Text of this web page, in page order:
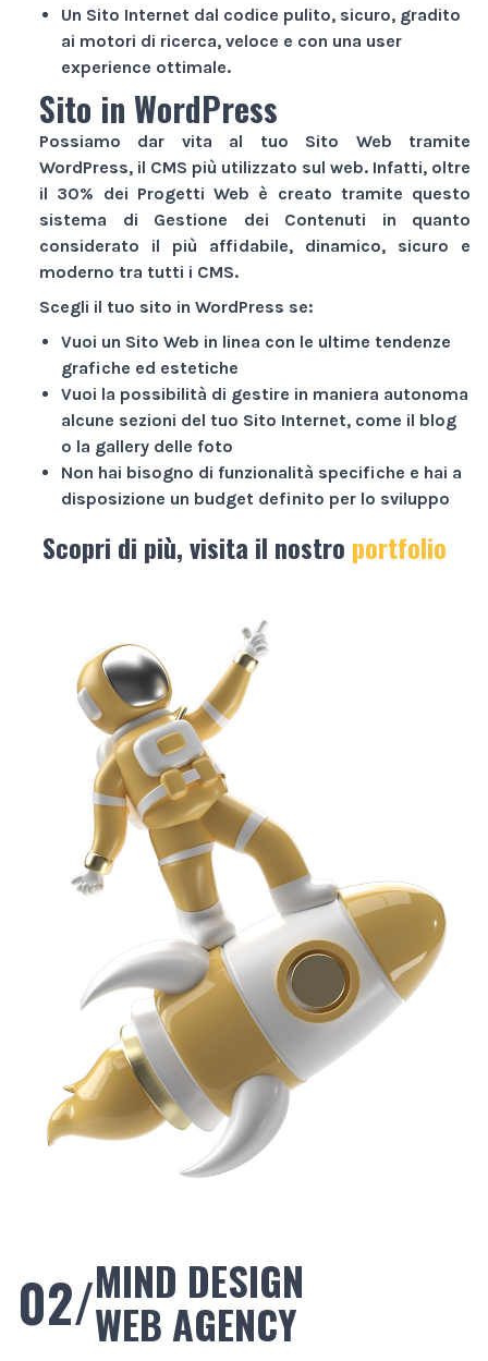
Un Sito Internet dal codice pulito, sicuro, gradito
ai motori di ricerca, veloce e con una user
experience ottimale.
Sito in WordPress
Possiamo dar vita al tuo Sito Web tramite
WordPress, il CMS più utilizzato sul web. Infatti, oltre
il 30% dei Progetti Web è creato tramite questo
sistema di Gestione dei Contenuti in quanto
considerato il più affidabile, dinamico, sicuro e
moderno tra tutti i CMS.
Scegli il tuo sito in WordPress se:
Vuoi un Sito Web in linea con le ultime tendenze
grafiche ed estetiche
Vuoi la possibilità di gestire in maniera autonoma
alcune sezioni del tuo Sito Internet, come il blog
o la gallery delle foto
Non hai bisogno di funzionalità specifiche e hai a
disposizione un budget definito per lo sviluppo
Scopri di più, visita il nostro portfolio
02/MIND DESIGN
WEB AGENCY